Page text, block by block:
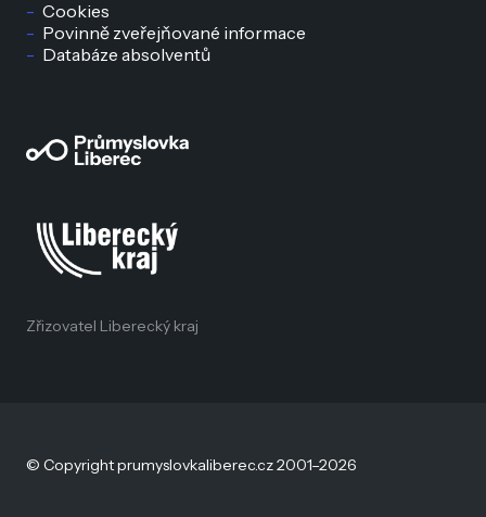
Cookies
Povinně zveřejňované informace
Databáze absolventů
Zřizovatel Liberecký kraj
© Copyright prumyslovkaliberec.cz 2001–2026